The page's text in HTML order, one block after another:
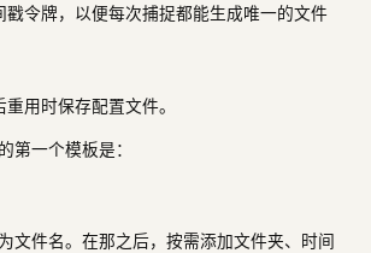
戳令牌，以便每次捕捉都能生成唯一的文件
用时保存配置文件。
第一个模板是：
文件名。在那之后，按需添加文件夹、时间